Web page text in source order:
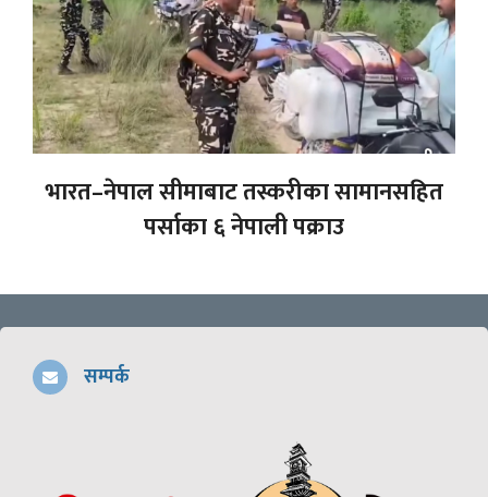
भारत–नेपाल सीमाबाट तस्करीका सामानसहित
पर्साका ६ नेपाली पक्राउ
सम्पर्क